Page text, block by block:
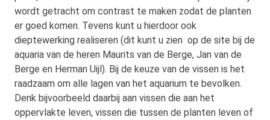
wordt getracht om contrast te maken zodat de planten
er goed komen. Tevens kunt u hierdoor ook
dieptewerking realiseren (dit kunt u zien op de site bij de
aquaria van de heren Maurits van de Berge, Jan van de
Berge en Herman Uijl). Bij de keuze van de vissen is het
raadzaam om alle lagen van het aquarium te bevolken.
Denk bijvoorbeeld daarbij aan vissen die aan het
oppervlakte leven, vissen die tussen de planten leven of